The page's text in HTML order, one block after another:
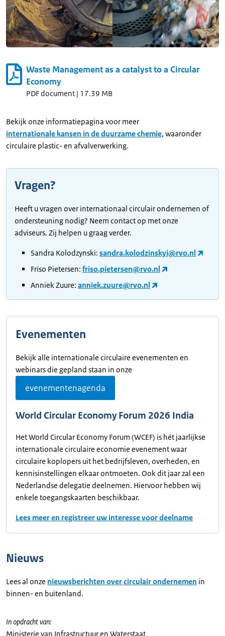
Waste Management as a catalyst to a Circular
Economy
PDF document | 17.39 MB
Bekijk onze informatiepagina voor meer
internationale kansen in de duurzame chemie, waaronder
circulaire plastic- en afvalverwerking.
Vragen?
Heeft u vragen over internationaal circulair ondernemen of
ondersteuning nodig? Neem contact op met onze
adviseurs. Zij helpen u graag verder.
Sandra Kolodzynski: sandra.kolodzinskyi@rvo.nl
Friso Pietersen: friso.pietersen@rvo.nl
Anniek Zuure: anniek.zuure@rvo.nl
Evenementen
Bekijk alle internationale circulaire evenementen en
webinars die gepland staan in onze
evenementenagenda
World Circular Economy Forum 2026 India
Het World Circular Economy Forum (WCEF) is hét jaarlijkse
internationale circulaire economie evenement waar
circulaire koplopers uit het bedrijfsleven, overheden, en
kennisinstellingen elkaar ontmoeten. Ook dit jaar zal een
Nederlandse delegatie deelnemen. Hiervoor hebben wij
enkele toegangskaarten beschikbaar.
Lees meer en registreer uw interesse voor deelname
Nieuws
Lees al onze nieuwsberichten over circulair ondernemen in
binnen- en buitenland.
In opdracht van:
Ministerie van Infrastructuur en Waterstaat